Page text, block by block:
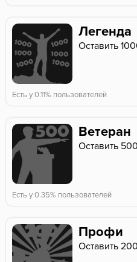
Легенда
Оставить
Есть у 0.11% пользователей
Ветеран
Оставить
Есть у 0.35% пользователей
Профи
Оставить